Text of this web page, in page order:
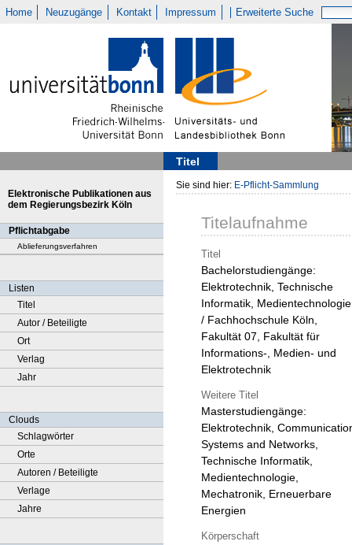
Home Neuzugänge Kontakt Impressum Erweiterte Suche
Titel
Elektronische Publikationen aus
dem Regierungsbezirk Köln
Pflichtabgabe
Ablieferungsverfahren
Listen
Titel
Autor / Beteiligte
Ort
Verlag
Jahr
Clouds
Schlagwörter
Orte
Autoren / Beteiligte
Verlage
Jahre
Sie sind hier: E-Pflicht-Sammlung
Titelaufnahme
Titel
Bachelorstudiengänge:
Elektrotechnik, Technische
Informatik, Medientechnologie
/ Fachhochschule Köln,
Fakultät 07, Fakultät für
Informations-, Medien- und
Elektrotechnik
Weitere Titel
Masterstudiengänge:
Elektrotechnik,
Systems and Networks,
Technische Informatik,
Medientechnologie,
Mechatronik, Erneuerbare
Energien
Körperschaft